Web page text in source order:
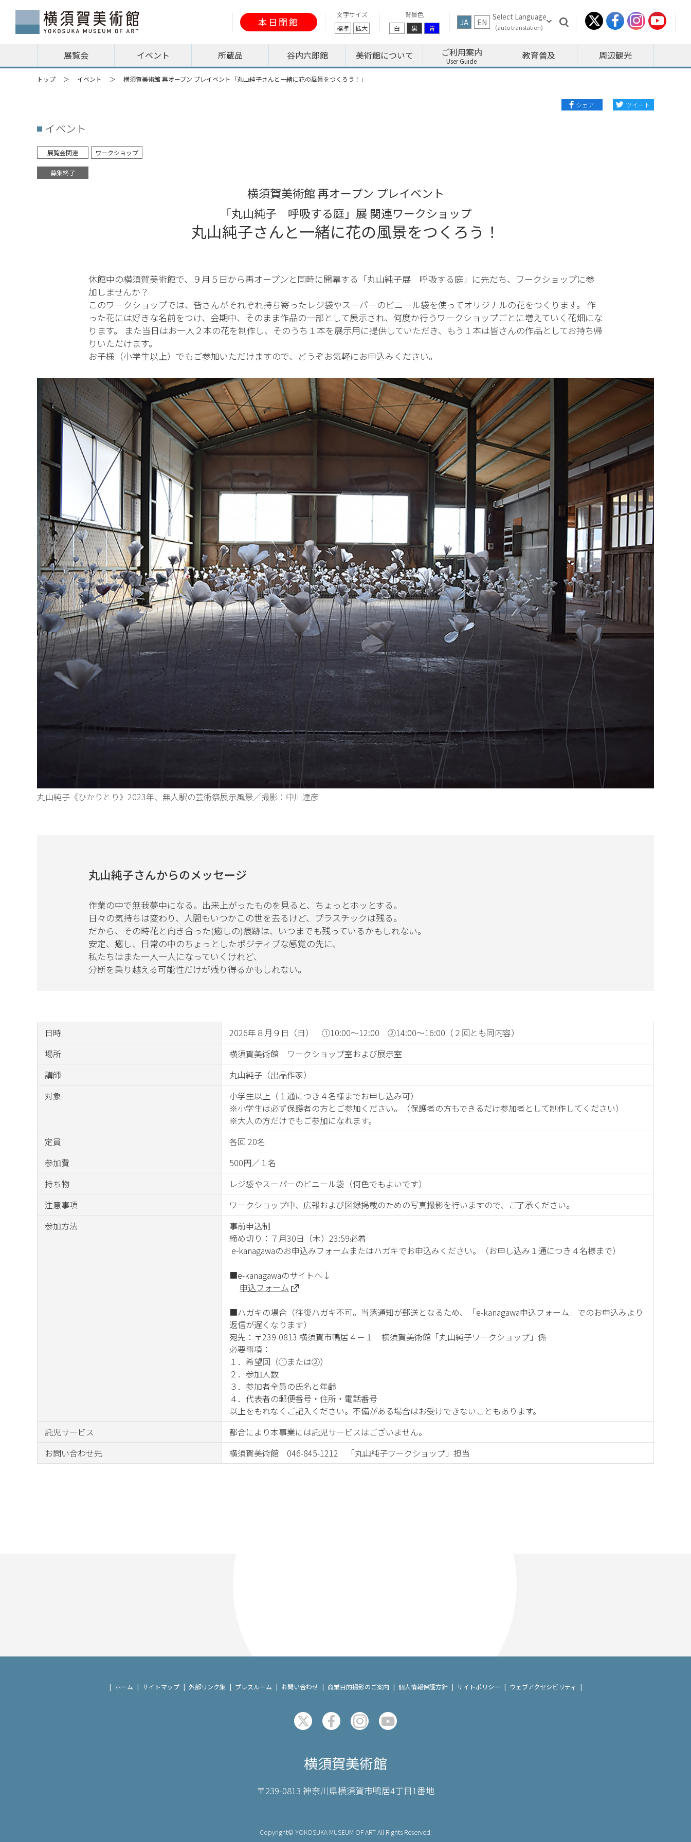
本日閉館
文字サイズ
標準
拡大
背景色
白
黒 青
JA EN
展覧会 イベント 所蔵品 谷内六郎館 美術館について ご利用案内 教育普及 周辺観光
トップ イベント 横須賀美術館 再オープン プレイベント「丸山純子さんと一緒に花の風景をつくろう！」
シェア ツイート
イベント
展覧会関連 ワークショップ
募集終了
横須賀美術館 再オープン プレイベント
「丸山純子 呼吸する庭」展 関連ワークショップ
丸山純子さんと一緒に花の風景をつくろう！
休館中の横須賀美術館で、９月５日から再オープンと同時に開幕する「丸山純子展 呼吸する庭」に先だち、ワークショップに参
加しませんか？
このワークショップでは、皆さんがそれぞれ持ち寄ったレジ袋やスーパーのビニール袋を使ってオリジナルの花をつくります。 作
った花には好きな名前をつけ、会期中、そのまま作品の一部として展示され、何度か行うワークショップごとに増えていく花畑にな
ります。 また当日はお一人２本の花を制作し、そのうち１本を展示用に提供していただき、もう１本は皆さんの作品としてお持ち帰
りいただけます。
お子様（小学生以上）でもご参加いただけますので、どうぞお気軽にお申込みください。
丸山純子《ひかりとり》2023年、無人駅の芸術祭展示風景／撮影：中川達彦
丸山純子さんからのメッセージ
作業の中で無我夢中になる。出来上がったものを見ると、ちょっとホッとする。
日々の気持ちは変わり、人間もいつかこの世を去るけど、プラスチックは残る。
だから、その時花と向き合った(癒しの)痕跡は、いつまでも残っているかもしれない。
安定、癒し、日常の中のちょっとしたポジティブな感覚の先に、
私たちはまた一人一人になっていくけれど、
分断を乗り越える可能性だけが残り得るかもしれない。
日時
2026年８月９日（日） ①10:00～12:00 ②14:00～16:00（２回とも同内容）
場所
横須賀美術館 ワークショップ室および展示室
講師
丸山純子（出品作家）
対象
小学生以上（１通につき４名様までお申し込み可）
※小学生は必ず保護者の方とご参加ください。（保護者の方もできるだけ参加者として制作してください）
※大人の方だけでもご参加になれます。
定員
各回 20名
参加費
500円／１名
持ち物
レジ袋やスーパーのビニール袋（何色でもよいです）
注意事項
ワークショップ中、広報および図録掲載のための写真撮影を行いますので、ご了承ください。
参加方法
事前申込制
締め切り：７月30日（木）23:59必着
e-kanagawaのお申込みフォームまたはハガキでお申込みください。（お申し込み１通につき４名様まで）
■e-kanagawaのサイトへ↓
申込フォーム
■ハガキの場合（往復ハガキ不可。当落通知が郵送となるため、「e-kanagawa申込フォーム」でのお申込みより
返信が遅くなります）
宛先：〒239-0813 横須賀市鴨居４－１ 横須賀美術館「丸山純子ワークショップ」係
必要事項：
１．希望回（①または②）
２．参加人数
３．参加者全員の氏名と年齢
４．代表者の郵便番号・住所・電話番号
以上をもれなくご記入ください。不備がある場合はお受けできないこともあります。
託児サービス
都合により本事業には託児サービスはございません。
お問い合わせ先
横須賀美術館 046-845-1212 「丸山純子ワークショップ」担当
ホーム サイトマップ 外部リンク集 プレスルーム お問い合わせ 商業目的撮影のご案内 個人情報保護方針 サイトポリシー ウェブアクセシビリティ
横須賀美術館
〒239-0813 神奈川県横須賀市鴨居4丁目1番地
Copyright© YOKOSUKA MUSEUM OF ART All Rights Reserved.